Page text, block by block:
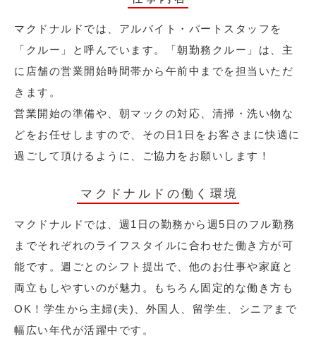
マクドナルドでは、アルバイト・パートスタッフを
「クルー」と呼んでいます。「朝勤務クルー」は、主
に店舗の営業開始時間帯から午前中までを担当いただ
きます。
営業開始の準備や、朝マックの対応、清掃・洗い物な
どをお任せしますので、その日1日をお客さまに快適に
過ごして頂けるように、ご協力をお願いします！
マクドナルドの働く環境
マクドナルドでは、週1日の勤務から週5日のフル勤務
までそれぞれのライフスタイルに合わせた働き方が可
能です。週ごとのシフト提出で、他のお仕事や家庭と
両立もしやすいのが魅力。もちろん固定的な働き方も
OK！学生から主婦(夫)、外国人、留学生、シニアまで
幅広い年代が活躍中です。